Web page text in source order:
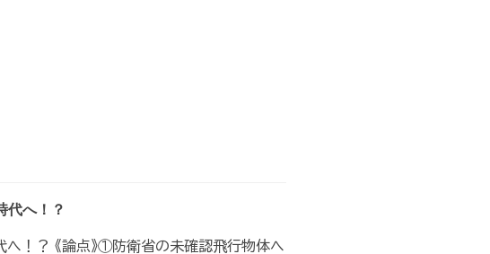
代へ！？
へ！？ 《論点》①防衛省の未確認飛行物体へ